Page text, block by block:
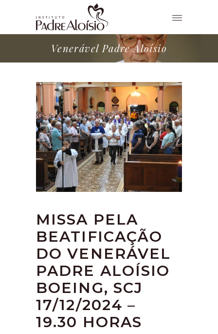
Venerável Padre Aloísio
MISSA PELA
BEATIFICAÇÃO
DO VENERÁVEL
PADRE ALOÍSIO
BOEING, SCJ
17/12/2024 –
19.30 HORAS